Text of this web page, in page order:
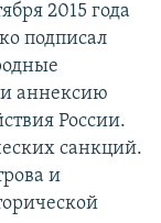
2015 года
подписал
аннексию
России.
санкций.
и